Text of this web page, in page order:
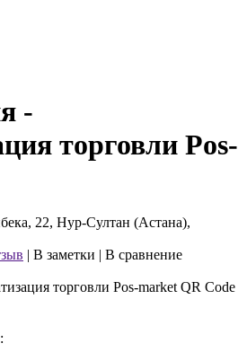
-
торговли Pos-
22, Нур-Султан (Астана),
| В заметки | В сравнение